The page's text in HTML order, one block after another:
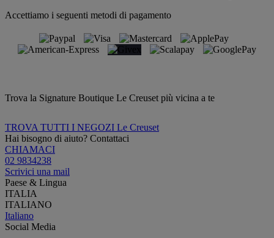
Accettiamo i seguenti metodi di pagamento
Trova la Signature Boutique Le Creuset più vicina a te
TROVA TUTTI I NEGOZI Le Creuset
Hai bisogno di aiuto? Contattaci
CHIAMACI
02 9834238
Scrivici una mail
Paese & Lingua
ITALIA
ITALIANO
Italiano
Social Media